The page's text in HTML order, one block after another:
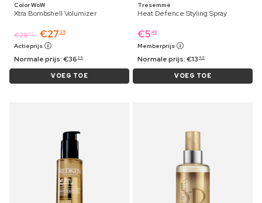
Color WoW
Xtra Bombshell Volumizer
€2809 €27 25
Actieprijs
Normale prijs:€36 29
VOEG TOE
Tresemmé
Heat Defence Styling Spray
€5 49
Memberprijs
Normale prijs:€13 99
VOEG TOE